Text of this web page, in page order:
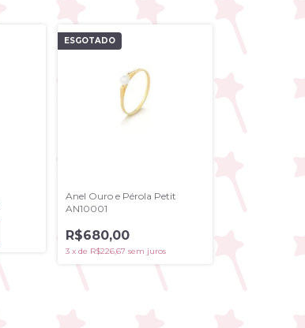
ESGOTADO
Anel Ouro e Pérola Petit
AN10001
R$680,00
3 x de R$226,67 sem juros